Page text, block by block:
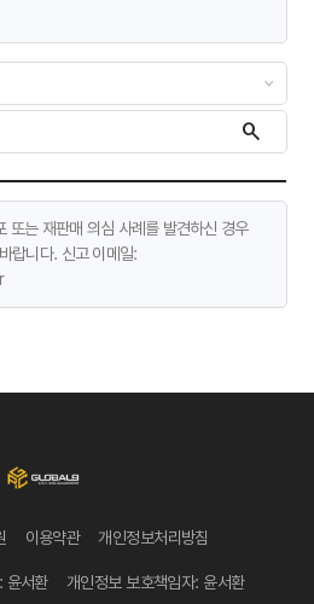
또는 재판매 의심 사례를 발견하신 경우
랍니다. 신고 이메일:
이용약관 개인정보처리방침
윤서환
개인정보 보호책임자: 윤서환